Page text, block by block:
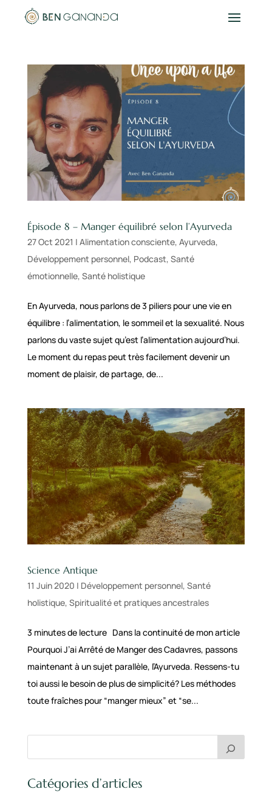
Épisode 8 – Manger équilibré selon l’Ayurveda
27 Oct 2021 | Alimentation consciente, Ayurveda,
Développement personnel, Podcast, Santé
émotionnelle, Santé holistique
En Ayurveda, nous parlons de 3 piliers pour une vie en
équilibre : l’alimentation, le sommeil et la sexualité. Nous
parlons du vaste sujet qu’est l’alimentation aujourd’hui.
Le moment du repas peut très facilement devenir un
moment de plaisir, de partage, de...
Science Antique
11 Juin 2020 | Développement personnel, Santé
holistique, Spiritualité et pratiques ancestrales
3 minutes de lecture Dans la continuité de mon article
Pourquoi J’ai Arrêté de Manger des Cadavres, passons
maintenant à un sujet parallèle, l’Ayurveda. Ressens-tu
toi aussi le besoin de plus de simplicité? Les méthodes
toute fraîches pour “manger mieux” et “se...
Catégories d’articles